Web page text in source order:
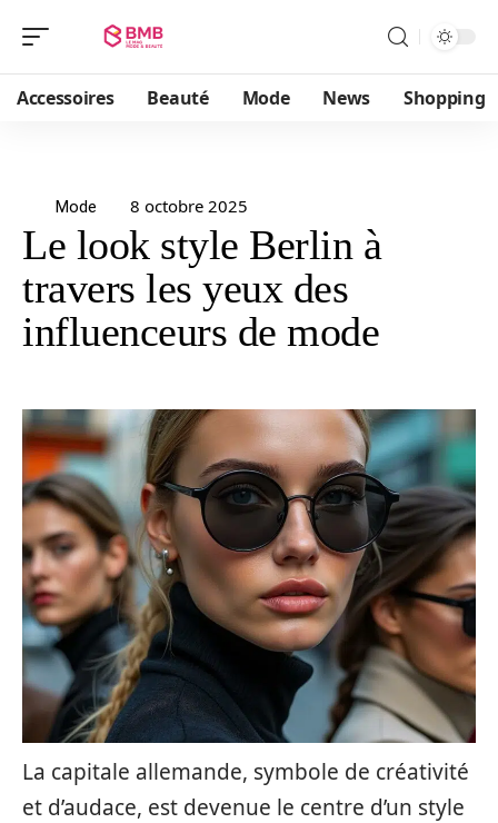
Accessoires Beauté Mode News Shopping
Mode 8 octobre 2025
Le look style Berlin à
travers les yeux des
influenceurs de mode
La capitale allemande, symbole de créativité
et d’audace, est devenue le centre d’un style